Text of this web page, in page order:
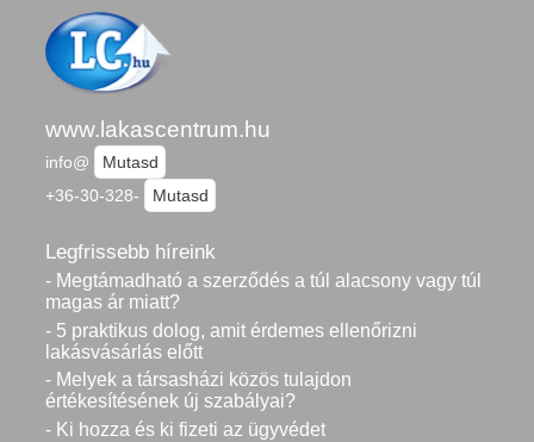
www.lakascentrum.hu
info@
Mutasd
+36-30-328-
Mutasd
Legfrissebb híreink
- Megtámadható a szerződés a túl alacsony vagy túl
magas ár miatt?
- 5 praktikus dolog, amit érdemes ellenőrizni
lakásvásárlás előtt
- Melyek a társasházi közös tulajdon
értékesítésének új szabályai?
- Ki hozza és ki fizeti az ügyvédet